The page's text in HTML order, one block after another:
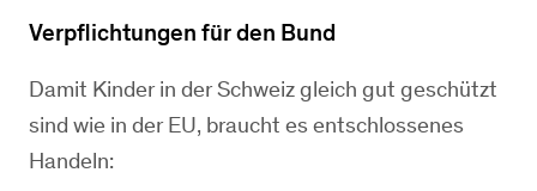
Verpflichtungen für den Bund
Damit Kinder in der Schweiz gleich gut geschützt
sind wie in der EU, braucht es entschlossenes
Handeln: